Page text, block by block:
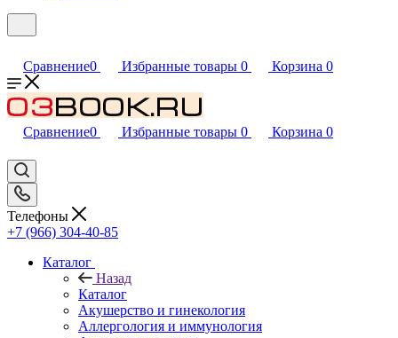
Сравнение0 Избранные товары 0 Корзина 0
Сравнение0 Избранные товары 0 Корзина 0
Телефоны
+7 (966) 304-40-85
Каталог
Назад
Каталог
Акушерство и гинекология
Аллергология и иммунология